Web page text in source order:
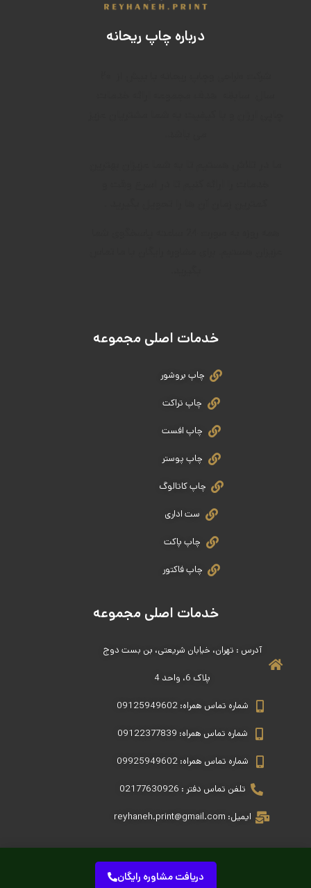
دریافت مشاوره رایگان
درباره چاپ ریحانه
خدمات اصلی مجموعه
چاپ بروشور
چاپ تراکت
چاپ افست
چاپ پوستر
چاپ کاتالوگ
ست اداری
چاپ پاکت
چاپ فاکتور
خدمات اصلی مجموعه
آدرس : تهران، خیابان شریعتی، بن بست دوج
پلاک 6، واحد 4
شماره تماس همراه: 09125949602
شماره تماس همراه: 09122377839
شماره تماس همراه: 09925949602
تلفن تماس دفتر : 02177630926
ایمیل: reyhaneh.print@gmail.com